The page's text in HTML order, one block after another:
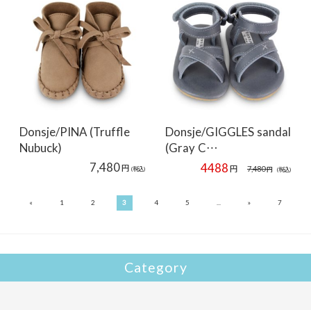
Donsje/PINA (Truffle
Nubuck)
7,480円 (税込)
Donsje/GIGGLES sandal
(Gray C…
7,480円 (税込)
4488円
« 1 2 3 4 5 ... » 7
Category